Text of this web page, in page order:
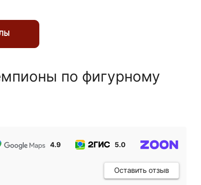
по фигурному
4.9 5.0
Оставить отзыв